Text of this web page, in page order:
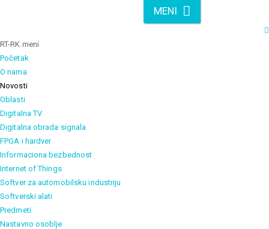
MENI
RT-RK meni
Početak
O nama
Novosti
Oblasti
Digitalna TV
Digitalna obrada signala
FPGA i hardver
Informaciona bezbednost
Internet of Things
Softver za automobilsku industriju
Softverski alati
Predmeti
Nastavno osoblje